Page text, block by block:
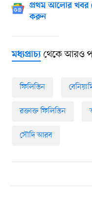
প্রথম আলোর খবর
করুন
মধ্যপ্রাচ্যথেকে আরও
ফিলিস্তিন
রক্তাক্ত ফিলিস্তিন
সৌদি আরব